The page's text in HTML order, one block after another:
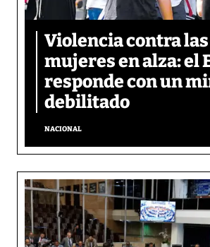
Violencia contra las
mujeres en alza: el
responde con un
debilitado
NACIONAL